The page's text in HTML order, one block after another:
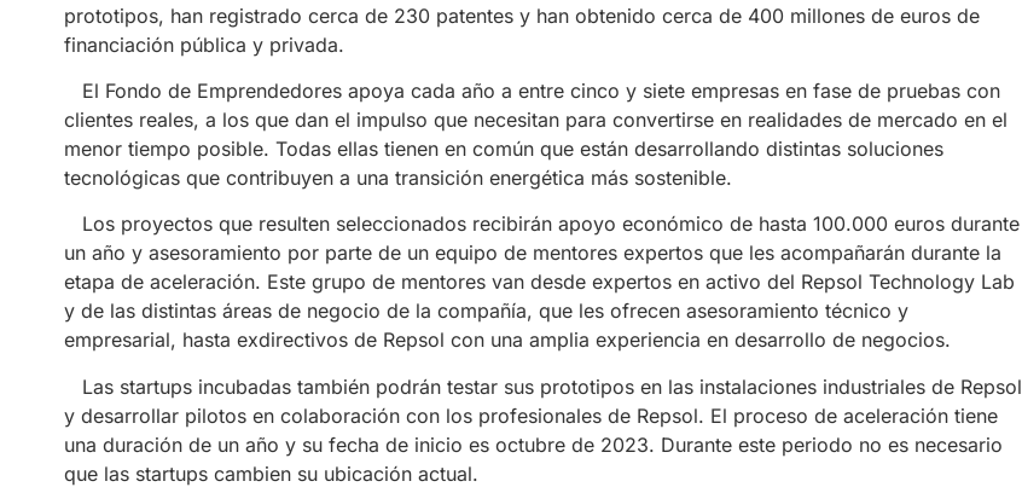
prototipos, han registrado cerca de 230 patentes y han obtenido cerca de 400 millones de euros de
financiación pública y privada.
El Fondo de Emprendedores apoya cada año a entre cinco y siete empresas en fase de pruebas con
clientes reales, a los que dan el impulso que necesitan para convertirse en realidades de mercado en el
menor tiempo posible. Todas ellas tienen en común que están desarrollando distintas soluciones
tecnológicas que contribuyen a una transición energética más sostenible.
Los proyectos que resulten seleccionados recibirán apoyo económico de hasta 100.000 euros durante
un año y asesoramiento por parte de un equipo de mentores expertos que les acompañarán durante la
etapa de aceleración. Este grupo de mentores van desde expertos en activo del Repsol Technology Lab
y de las distintas áreas de negocio de la compañía, que les ofrecen asesoramiento técnico y
empresarial, hasta exdirectivos de Repsol con una amplia experiencia en desarrollo de negocios.
Las startups incubadas también podrán testar sus prototipos en las instalaciones industriales de Repsol
y desarrollar pilotos en colaboración con los profesionales de Repsol. El proceso de aceleración tiene
una duración de un año y su fecha de inicio es octubre de 2023. Durante este periodo no es necesario
que las startups cambien su ubicación actual.